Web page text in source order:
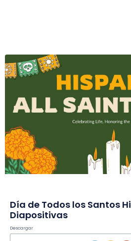
Día de Todos los Santos
Diapositivas
Descargar